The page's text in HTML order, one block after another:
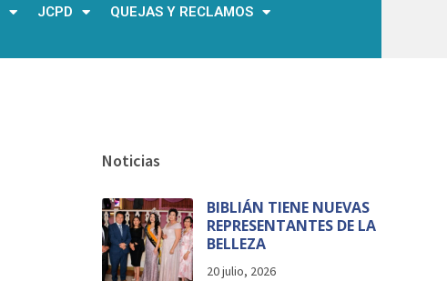
JCPD
QUEJAS Y RECLAMOS
Noticias
BIBLIÁN TIENE NUEVAS
REPRESENTANTES DE LA
BELLEZA
20 julio, 2026